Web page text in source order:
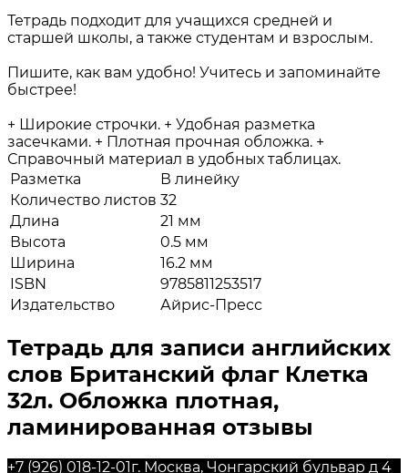
Тетрадь подходит для учащихся средней и
старшей школы, а также студентам и взрослым.
Пишите, как вам удобно! Учитесь и запоминайте
быстрее!
+ Широкие строчки. + Удобная разметка
засечками. + Плотная прочная обложка. +
Справочный материал в удобных таблицах.
Разметка
В линейку
Количество листов 32
Длина
21 мм
Высота
0.5 мм
Ширина
16.2 мм
ISBN
9785811253517
Издательство
Айрис-Пресс
Тетрадь для записи английских
слов Британский флаг Клетка
32л. Обложка плотная,
ламинированная отзывы
+7 (926) 018-12-01г. Москва, Чонгарский бульвар д 4